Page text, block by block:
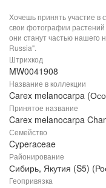
Хочешь принять участие в
свои фотографии
они станут частью нашего
Russia".
Штрихкод
MW0041908
Название в коллекции
Carex melanocarpa
Принятое название
Carex melanocarpa
Семейство
Cyperaceae
Районирование
Сибирь, Якутия (S5)
Геопривязка